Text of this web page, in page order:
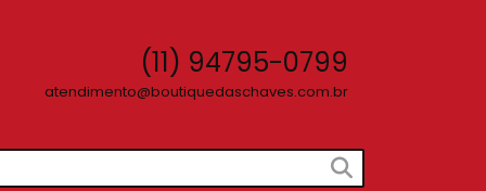
(11) 94795-0799
atendimento@boutiquedaschaves.com.br